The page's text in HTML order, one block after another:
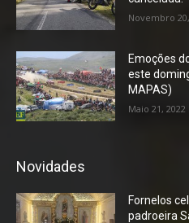
Novembro
Emoções
este
MAPAS)
Maio 21, 2022
Novidades
Fornelos
padroeira